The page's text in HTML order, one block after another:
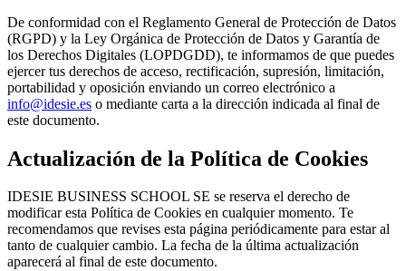
De conformidad con el Reglamento General de Protección de Datos
(RGPD) y la Ley Orgánica de Protección de Datos y Garantía de
los Derechos Digitales (LOPDGDD), te informamos de que puedes
ejercer tus derechos de acceso, rectificación, supresión, limitación,
portabilidad y oposición enviando un correo electrónico a
info@idesie.es o mediante carta a la dirección indicada al final de
este documento.
Actualización de la Política de Cookies
IDESIE BUSINESS SCHOOL SE se reserva el derecho de
modificar esta Política de Cookies en cualquier momento. Te
recomendamos que revises esta página periódicamente para estar al
tanto de cualquier cambio. La fecha de la última actualización
aparecerá al final de este documento.